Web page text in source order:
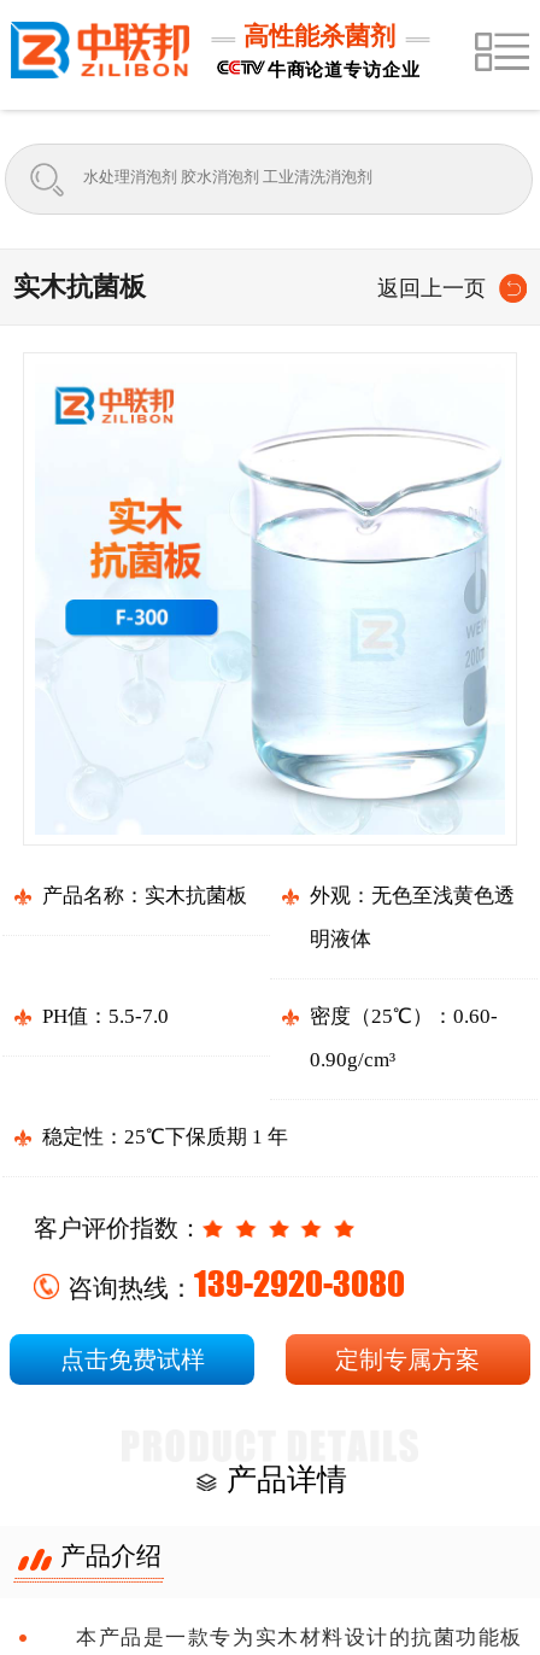
高性能杀菌剂
牛商论道专访企业
实木抗菌板 返回上一页
产品名称：实木抗菌板
外观：无色至浅黄色透
明液体
PH值：5.5-7.0
密度（25℃）：0.60-
0.90g/cm³
稳定性：25℃下保质期 1 年
客户评价指数：
咨询热线： 139-2920-3080
点击免费试样 定制专属方案
产品详情
产品介绍
本产品是一款专为实木材料设计的抗菌功能板